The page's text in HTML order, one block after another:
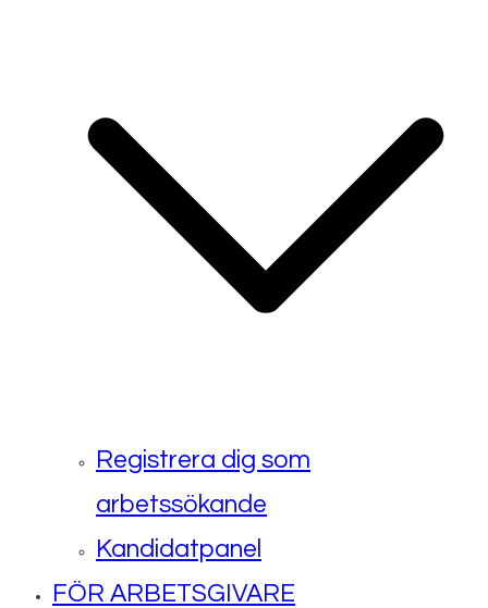
Registrera dig som
arbetssökande
Kandidatpanel
FÖR ARBETSGIVARE